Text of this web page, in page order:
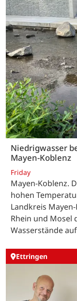
Niedrigwasser
Mayen-Koblenz
Friday
Mayen-Koblenz.
hohen
Landkreis
Rhein und Mosel
Wasserstände
Ettringen